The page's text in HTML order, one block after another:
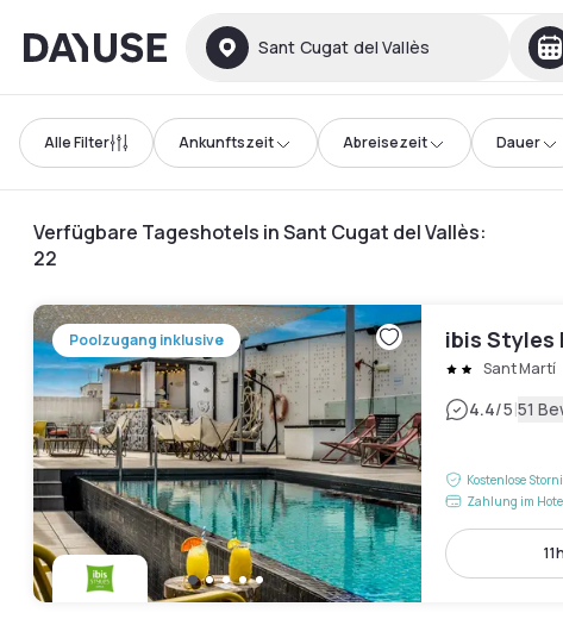
Dayuse Sant Cugat del Vallès
Alle Filter Ankunftszeit Abreisezeit Dauer
Verfügbare Tageshotels in Sant Cugat del Vallès:
22
Poolzugang inklusive ibis Styles
Sant Martí
4.4/5|51
Kostenlose
Zahlung im